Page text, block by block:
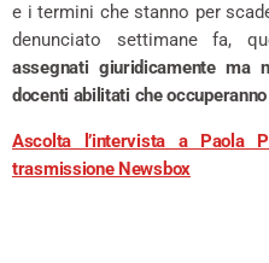
e i termini che stanno per
denunciato settimane fa,
assegnati giuridicamente ma
docenti abilitati che
Ascolta l’intervista a Paola
trasmissione Newsbox